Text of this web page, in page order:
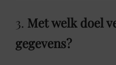
3. Met welk doel
gegevens?